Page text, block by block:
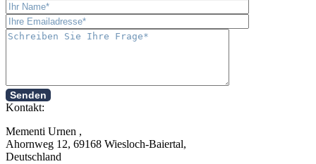
Senden
Kontakt:
Mementi Urnen ,
Ahornweg 12, 69168 Wiesloch-Baiertal,
Deutschland